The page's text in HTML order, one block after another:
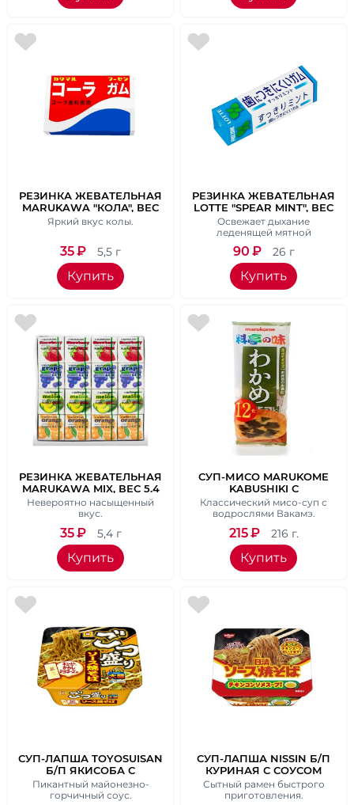
РЕЗИНКА ЖЕВАТЕЛЬНАЯ
MARUKAWA "КОЛА", ВЕС
5,5 ГР.
Яркий вкус колы.
35₽ 5,5 г
Купить
РЕЗИНКА ЖЕВАТЕЛЬНАЯ
LOTTE "SPEAR MINT", ВЕС
26 ГР.
Освежает дыхание
леденящей мятной
90 ₽ 26 г
Купить
РЕЗИНКА ЖЕВАТЕЛЬНАЯ
MARUKAWA MIX, ВЕС 5.4
ГР.
Невероятно насыщенный
вкус.
35₽ 5,4 г
Купить
СУП-МИСО MARUKOME
KABUSHIKI С
ВОДОРОСЛЯМИ ВАКАМЭ,
ВЕС 216 ГР.
Классический мисо-суп с
водрослями Вакамэ.
215₽ 216 г.
Купить
СУП-ЛАПША TOYOSUISAN
Б/П ЯКИСОБА С
КАПУСТОЙ В
МАЙОНЕЗНО-
Пикантный майонезно-
горчичный соус.
СУП-ЛАПША NISSIN Б/П
КУРИНАЯ С СОУСОМ
ЯКИСОБА 104 ГР.
Сытный рамен быстрого
приготовления.